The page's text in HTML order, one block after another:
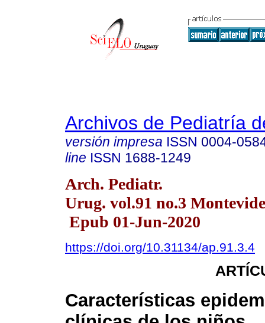
Archivos de Pediatría
versión impresa ISSN 0004-
line ISSN 1688-1249
Arch. Pediatr.
Urug. vol.91 no.3
Epub 01-Jun-2020
https://doi.org/10.31134/ap.91.3.4
Características